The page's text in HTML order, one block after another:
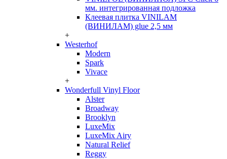
мм. интегрированная подложка
Клеевая плитка VINILAM
(ВИНИЛАМ) glue 2,5 мм
+
Westerhof
Modern
Spark
Vivace
+
Wonderfull Vinyl Floor
Alster
Broadway
Brooklyn
LuxeMix
LuxeMix Airy
Natural Relief
Reggy